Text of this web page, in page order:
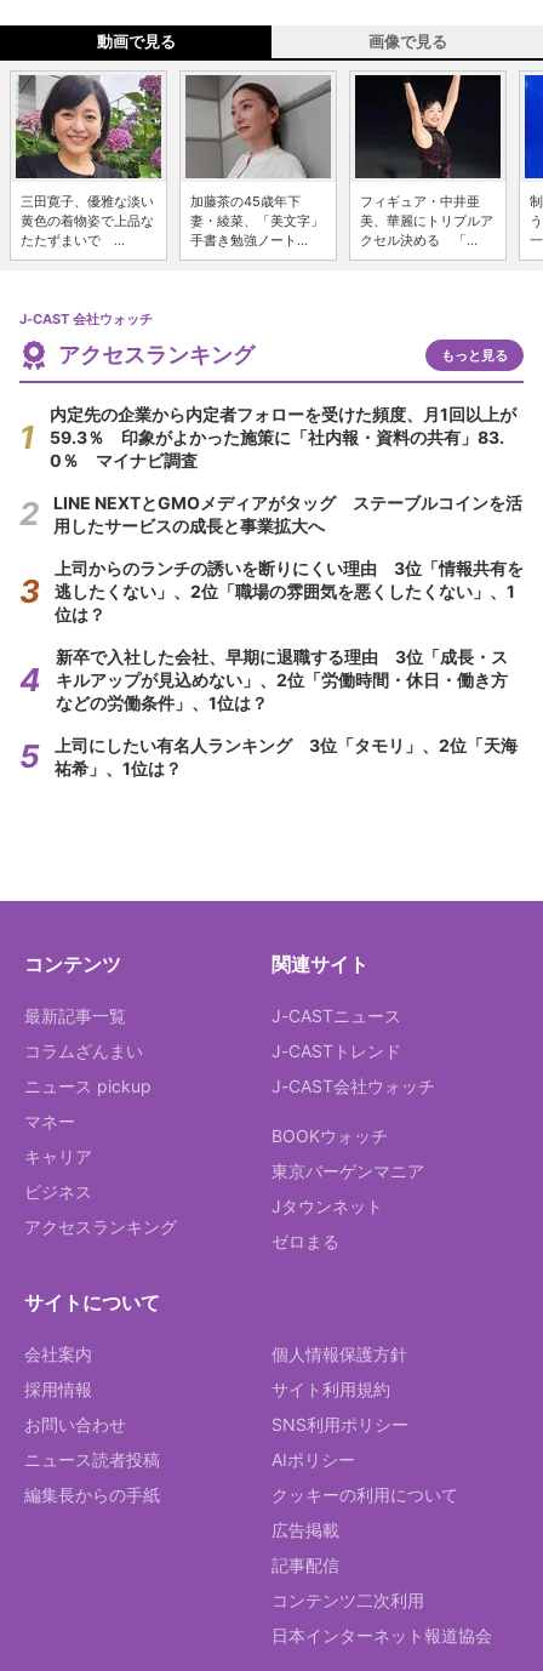
動画で見る 画像で見る
三田寛子、優雅な淡い
黄色の着物姿で上品な
たたずまいで ...
加藤茶の45歳年下
妻・綾菜、「美文字」
手書き勉強ノート...
フィギュア・中井亜
美、華麗にトリプルア
クセル決める 「...
J-CAST 会社ウォッチ
アクセスランキング もっと見る
内定先の企業から内定者フォローを受けた頻度、月1回以上が
59.3％ 印象がよかった施策に「社内報・資料の共有」83.
0％ マイナビ調査
LINE NEXTとGMOメディアがタッグ ステーブルコインを活
用したサービスの成長と事業拡大へ
上司からのランチの誘いを断りにくい理由 3位「情報共有を
逃したくない」、2位「職場の雰囲気を悪くしたくない」、1
位は？
新卒で入社した会社、早期に退職する理由 3位「成長・ス
キルアップが見込めない」、2位「労働時間・休日・働き方
などの労働条件」、1位は？
上司にしたい有名人ランキング 3位「タモリ」、2位「天海
祐希」、1位は？
コンテンツ
最新記事一覧
コラムざんまい
ニュース pickup
マネー
キャリア
ビジネス
アクセスランキング
関連サイト
J-CASTニュース
J-CASTトレンド
J-CAST会社ウォッチ
BOOKウォッチ
東京バーゲンマニア
Jタウンネット
ゼロまる
サイトについて
会社案内
採用情報
お問い合わせ
ニュース読者投稿
編集長からの手紙
個人情報保護方針
サイト利用規約
SNS利用ポリシー
AIポリシー
クッキーの利用について
広告掲載
記事配信
コンテンツ二次利用
日本インターネット報道協会